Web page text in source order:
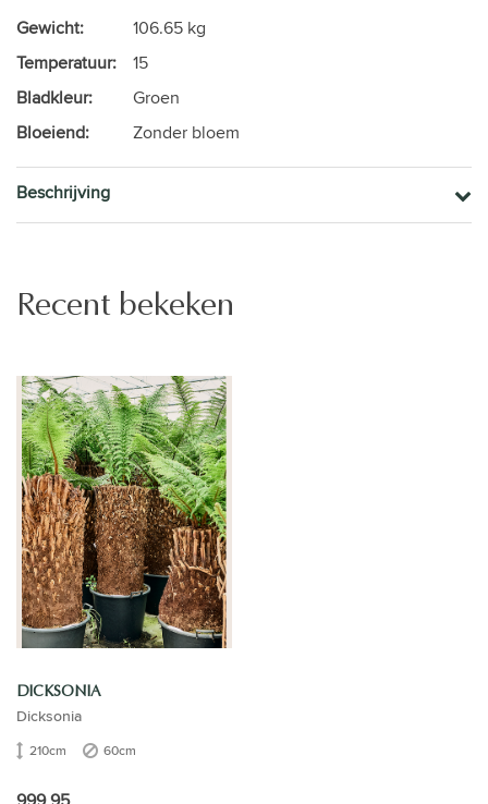
Gewicht:
106.65 kg
Temperatuur:
15
Bladkleur:
Groen
Bloeiend:
Zonder bloem
Beschrijving
Recent bekeken
DICKSONIA
Dicksonia
210cm 60cm